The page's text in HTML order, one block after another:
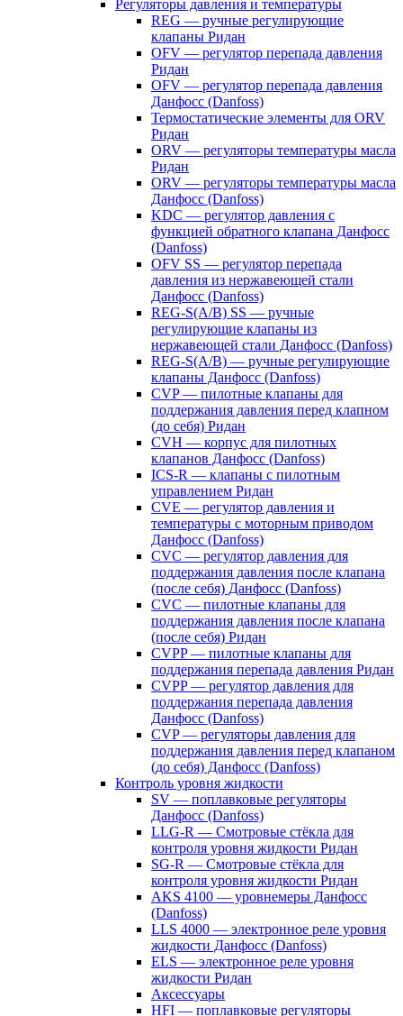
Регуляторы давления и температуры
REG — ручные регулирующие
клапаны Ридан
OFV — регулятор перепада давления
Ридан
OFV — регулятор перепада давления
Данфосс (Danfoss)
Термостатические элементы для ORV
Ридан
ORV — регуляторы температуры масла
Ридан
ORV — регуляторы температуры масла
Данфосс (Danfoss)
KDC — регулятор давления с
функцией обратного клапана Данфосс
(Danfoss)
OFV SS — регулятор перепада
давления из нержавеющей стали
Данфосс (Danfoss)
REG-S(A/B) SS — ручные
регулирующие клапаны из
нержавеющей стали Данфосс (Danfoss)
REG-S(A/B) — ручные регулирующие
клапаны Данфосс (Danfoss)
CVP — пилотные клапаны для
поддержания давления перед клапном
(до себя) Ридан
CVH — корпус для пилотных
клапанов Данфосс (Danfoss)
ICS-R — клапаны с пилотным
управлением Ридан
CVE — регулятор давления и
температуры с моторным приводом
Данфосс (Danfoss)
CVС — регулятор давления для
поддержания давления после клапана
(после себя) Данфосс (Danfoss)
CVС — пилотные клапаны для
поддержания давления после клапана
(после себя) Ридан
CVPP — пилотные клапаны для
поддержания перепада давления Ридан
CVPP — регулятор давления для
поддержания перепада давления
Данфосс (Danfoss)
CVP — регуляторы давления для
поддержания давления перед клапаном
(до себя) Данфосс (Danfoss)
Контроль уровня жидкости
SV — поплавковые регуляторы
Данфосс (Danfoss)
LLG-R — Смотровые стёкла для
контроля уровня жидкости Ридан
SG-R — Смотровые стёкла для
контроля уровня жидкости Ридан
AKS 4100 — уровнемеры Данфосс
(Danfoss)
LLS 4000 — электронное реле уровня
жидкости Данфосс (Danfoss)
ELS — электронное реле уровня
жидкости Ридан
Аксессуары
HFI — поплавковые регуляторы